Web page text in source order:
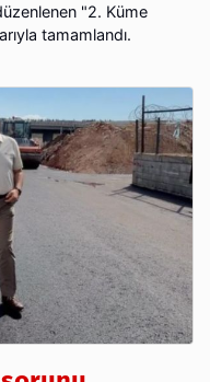
"2. Küme
tamamlandı.